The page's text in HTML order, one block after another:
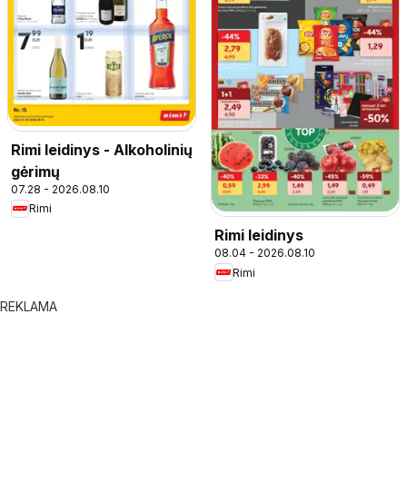
Rimi leidinys - Alkoholinių
gėrimų
07.28 - 2026.08.10
Rimi
Rimi leidinys
08.04 - 2026.08.10
Rimi
REKLAMA